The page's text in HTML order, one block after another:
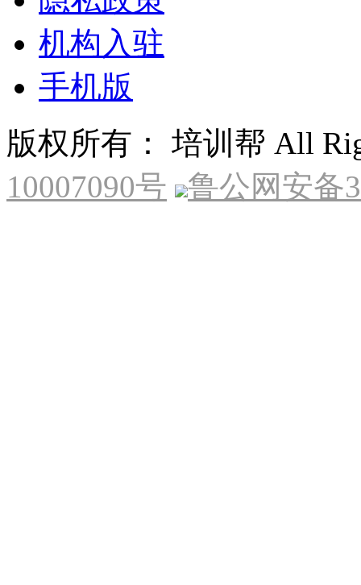
机构入驻
手机版
版权所有： 培训帮 All
10007090号
鲁公网安备